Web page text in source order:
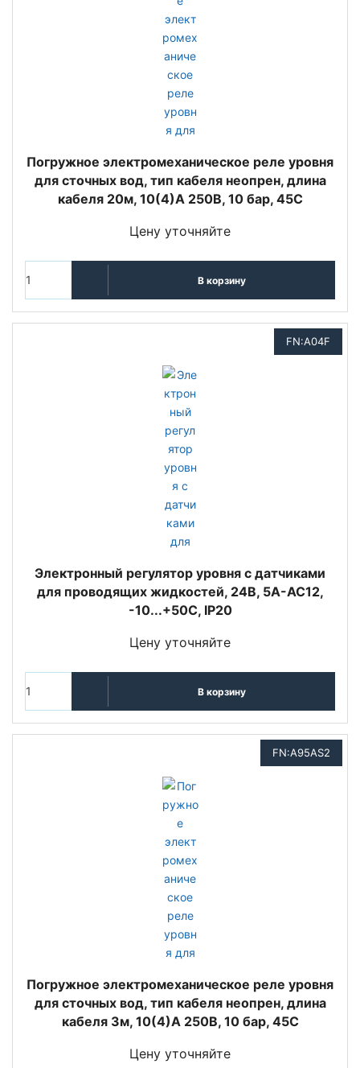
Погружное электромеханическое реле уровня
для сточных вод, тип кабеля неопрен, длина
кабеля 20м, 10(4)A 250В, 10 бар, 45C
Цену уточняйте
В корзину
FN:A04F
Электронный регулятор уровня с датчиками
для проводящих жидкостей, 24В, 5А-АС12,
-10...+50C, IP20
Цену уточняйте
В корзину
FN:A95AS2
Погружное электромеханическое реле уровня
для сточных вод, тип кабеля неопрен, длина
кабеля 3м, 10(4)A 250В, 10 бар, 45C
Цену уточняйте